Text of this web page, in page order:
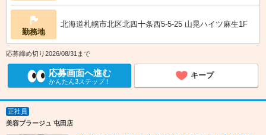
勤務地
北海道札幌市北区北四十条西5-5-25 山晃ハイツ麻生1F
応募締め切り2026/08/31まで
応募画面へ進む
かんたん3ステップ！
キープ
正社員
美容プラージュ 屯田店